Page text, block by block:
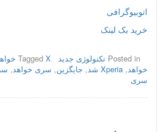
اتوبیوگرافی
خرید بک لینک
Posted in تکنولوژی جدید Tagged X خواهد
خواهد, Xperia شد , جایگزین, سری خواهد,
سری